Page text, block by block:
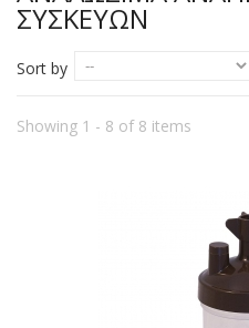
ΣΥΣΚΕΥΩΝ
Sort by
Showing 1 - 8 of 8 items